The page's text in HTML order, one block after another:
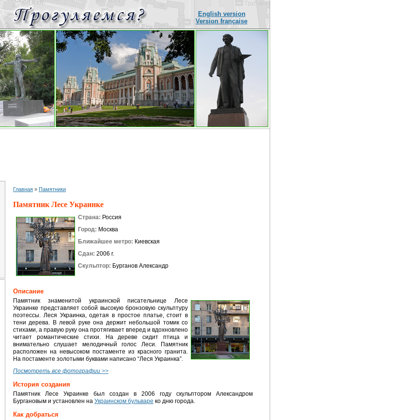
English version
Version française
Главная » Памятники
Памятник Лесе Украинке
Страна: Россия
Город: Москва
Ближайшее метро: Киевская
Сдан: 2006 г.
Скульптор: Бурганов Александр
Описание
Памятник знаменитой украинской писательнице Лесе
Украинке представляет собой высокую бронзовую скульптуру
поэтессы. Леся Украинка, одетая в простое платье, стоит в
тени дерева. В левой руке она держит небольшой томик со
стихами, а правую руку она протягивает вперед и вдохновлено
читает романтические стихи. На дереве сидит птица и
внимательно слушает мелодичный голос Леси. Памятник
расположен на невысоком постаменте из красного гранита.
На постаменте золотыми буквами написано “Леся Украинка”.
Посмотреть все фотографии >>
История создания
Памятник Лесе Украинке был создан в 2006 году скульптором Александром
Бургановым и установлен на Украинском бульваре ко дню города.
Как добраться